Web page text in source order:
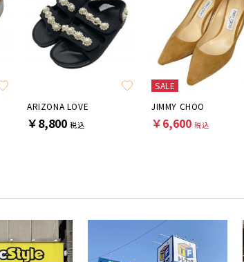
ARIZONA LOVE
￥8,800 税込
SALE
JIMMY CHOO
￥6,600 税込